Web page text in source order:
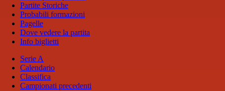
Partite Storiche
Probabili formazioni
Pagelle
Dove vedere la partita
Info biglietti
Serie A
Calendario
Classifica
Campionati precedenti